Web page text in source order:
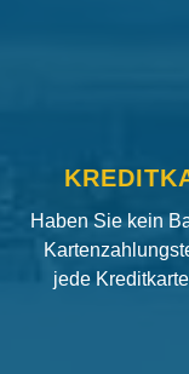
Haben Sie kein
jede